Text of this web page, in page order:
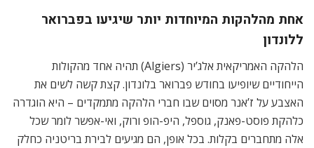
אחת מהלהקות המיוחדות יותר שיגיעו בפברואר
ללונדון
הלהקה האמריקאית אלג’יר (Algiers) תהיה אחד מהקולות
הייחודיים שיופיעו בחודש פברואר בלונדון. קצת קשה לשים את
האצבע על ז’אנר מסוים שבו חברי הלהקה מתמקדים – היא הוגדרה
כלהקת פוסט-פאנק, גוספל, היפ-הופ ורוק, ואי-אפשר לומר שכל
אלה מתחברים בקלות. בכל אופן, הם מגיעים לבירת בריטניה כחלק